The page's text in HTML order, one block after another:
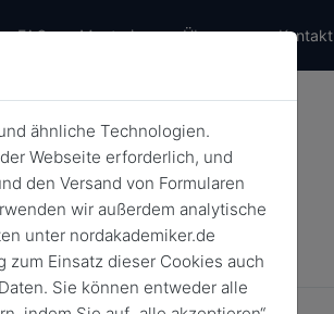
FAQ Mentoring Über uns Kontakt
News
Veranstaltungsrückblick
ähnliche Technologien.
Webseite erforderlich, und
den Versand von Formularen
wir außerdem analytische
unter nordakademiker.de
zum Einsatz dieser Cookies auch
Sie können entweder alle